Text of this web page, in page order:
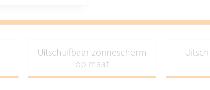
Uitschuifbaar zonnescherm
op maat